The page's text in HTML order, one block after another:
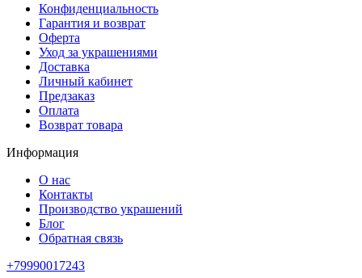
Конфиденциальность
Гарантия и возврат
Оферта
Уход за украшениями
Доставка
Личный кабинет
Предзаказ
Оплата
Возврат товара
Информация
О нас
Контакты
Производство украшений
Блог
Обратная связь
+79990017243